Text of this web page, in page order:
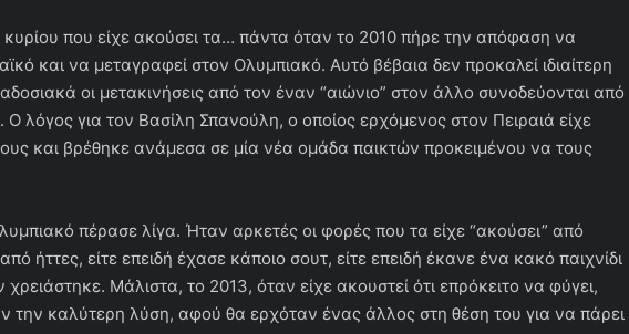
που είχε ακούσει τα… πάντα όταν το 2010 πήρε την απόφαση να
και να μεταγραφεί στον Ολυμπιακό. Αυτό βέβαια δεν προκαλεί ιδιαίτερη
οι μετακινήσεις από τον έναν “αιώνιο” στον άλλο συνοδεύονται από
Ο λόγος για τον Βασίλη Σπανούλη, ο οποίος ερχόμενος στον Πειραιά είχε
και βρέθηκε ανάμεσα σε μία νέα ομάδα παικτών προκειμένου να τους
πέρασε λίγα. Ήταν αρκετές οι φορές που τα είχε “ακούσει” από
ήττες, είτε επειδή έχασε κάποιο σουτ, είτε επειδή έκανε ένα κακό παιχνίδι
Μάλιστα, το 2013, όταν είχε ακουστεί ότι επρόκειτο να φύγει,
την καλύτερη λύση, αφού θα ερχόταν ένας άλλος στη θέση του για να πάρει